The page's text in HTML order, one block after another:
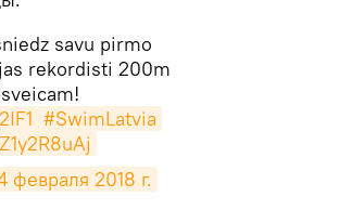
savu pirmo
rekordisti 200m
#SwimLatvia
февраля 2018 г.